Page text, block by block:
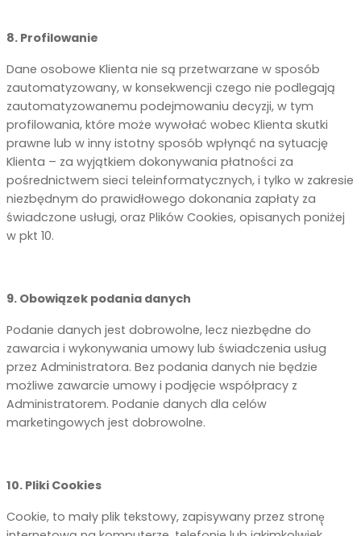
8. Profilowanie
Dane osobowe Klienta nie są przetwarzane w sposób
zautomatyzowany, w konsekwencji czego nie podlegają
zautomatyzowanemu podejmowaniu decyzji, w tym
profilowania, które może wywołać wobec Klienta skutki
prawne lub w inny istotny sposób wpłynąć na sytuację
Klienta – za wyjątkiem dokonywania płatności za
pośrednictwem sieci teleinformatycznych, i tylko w zakresie
niezbędnym do prawidłowego dokonania zapłaty za
świadczone usługi, oraz Plików Cookies, opisanych poniżej
w pkt 10.
9. Obowiązek podania danych
Podanie danych jest dobrowolne, lecz niezbędne do
zawarcia i wykonywania umowy lub świadczenia usług
przez Administratora. Bez podania danych nie będzie
możliwe zawarcie umowy i podjęcie współpracy z
Administratorem. Podanie danych dla celów
marketingowych jest dobrowolne.
10. Pliki Cookies
Cookie, to mały plik tekstowy, zapisywany przez stronę̨